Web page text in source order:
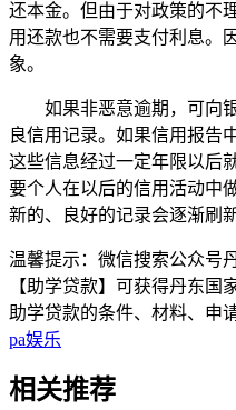
还本金。但由于对政策的不
用还款也不需要支付利息。
象。
如果非恶意逾期，可向银
良信用记录。如果信用报告
这些信息经过一定年限以后
要个人在以后的信用活动中
新的、良好的记录会逐渐刷
温馨提示：微信搜索公众号
【助学贷款】可获得丹东国
助学贷款的条件、材料、申
pa娱乐
相关推荐